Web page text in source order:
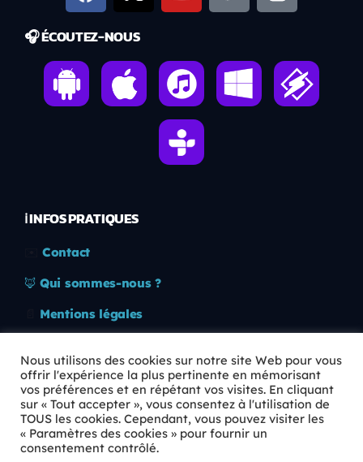
🎧 ÉCOUTEZ-NOUS
ℹ️ INFOS PRATIQUES
Contact
🦊 Qui sommes-nous ?
Mentions légales
🛡️ RGPD
Copyright © 2026 Animkids. Tous droits réservés.
Nous utilisons des cookies sur notre site Web pour vous
offrir l'expérience la plus pertinente en mémorisant
vos préférences et en répétant vos visites. En cliquant
sur « Tout accepter », vous consentez à l'utilisation de
TOUS les cookies. Cependant, vous pouvez visiter les
« Paramètres des cookies » pour fournir un
consentement contrôlé.